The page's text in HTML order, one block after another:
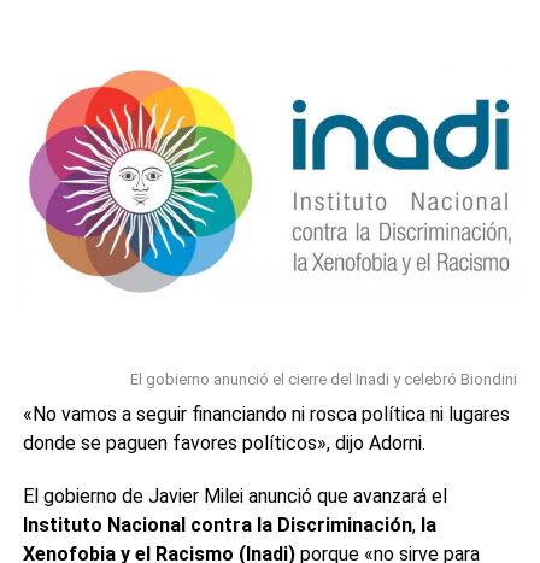
mirando los números todo el tiempo».A su vez, Luis
Caputo había confirmado que utilizaba los datos de bot de
Jumbo en un reportaje con Jonatan Viale en TN el pasado.
«El Jumbo BOT dice que la inflación de precios en abril dio
negativo», había dicho entusiasmado.
0 0
El gobierno anunció el cierre del Inadi y celebró Biondini
«No vamos a seguir financiando ni rosca política ni lugares
donde se paguen favores políticos», dijo Adorni.
El gobierno de Javier Milei anunció que avanzará el
Instituto Nacional contra la Discriminación, la
Xenofobia y el Racismo (Inadi)porque «no sirve para